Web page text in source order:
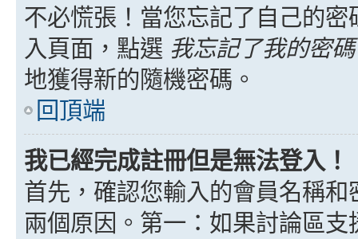
不必慌張！當您忘記了自己的
入頁面，點選 我忘記了我的密碼
地獲得新的隨機密碼。
回頂端
我已經完成註冊但是無法登入！
首先，確認您輸入的會員名稱
兩個原因。第一：如果討論區